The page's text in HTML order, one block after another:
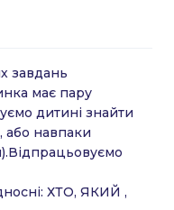
завдань
має пару
дитині знайти
або навпаки
ХТО, ЯКИЙ ,